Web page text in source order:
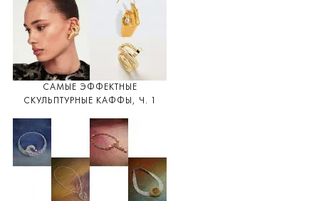
САМЫЕ ЭФФЕКТНЫЕ
СКУЛЬПТУРНЫЕ КАФФЫ, Ч. 1